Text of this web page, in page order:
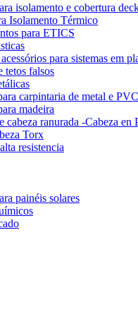
isolamento e cobertura
Isolamento Térmico
para ETICS
para sistemas em
tetos falsos
carpintaria de metal e PVC
madeira
cabeza ranurada -Cabeza en
Torx
resistencia
painéis solares